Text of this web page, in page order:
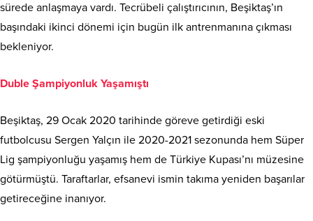
sürede anlaşmaya vardı. Tecrübeli çalıştırıcının, Beşiktaş’ın
başındaki ikinci dönemi için bugün ilk antrenmanına çıkması
bekleniyor.
Duble Şampiyonluk Yaşamıştı
Beşiktaş, 29 Ocak 2020 tarihinde göreve getirdiği eski
futbolcusu Sergen Yalçın ile 2020-2021 sezonunda hem Süper
Lig şampiyonluğu yaşamış hem de Türkiye Kupası’nı müzesine
götürmüştü. Taraftarlar, efsanevi ismin takıma yeniden başarılar
getireceğine inanıyor.